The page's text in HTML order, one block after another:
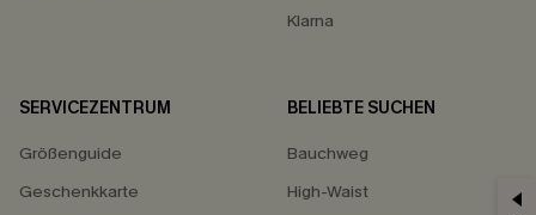
Klarna
SERVICEZENTRUM
Größenguide
Geschenkkarte
BELIEBTE SUCHEN
Bauchweg
High-Waist